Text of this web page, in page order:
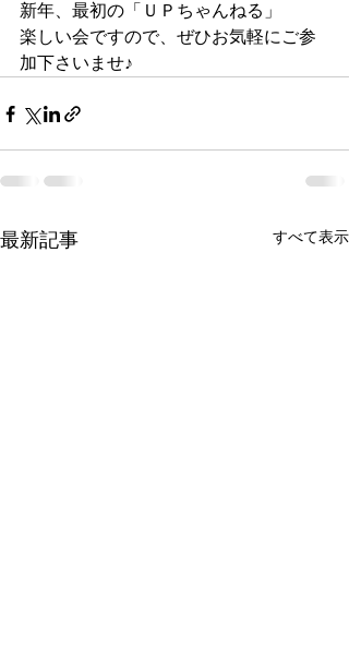
新年、最初の「ＵＰちゃんねる」
楽しい会ですので、ぜひお気軽にご参
加下さいませ♪
最新記事 すべて表示